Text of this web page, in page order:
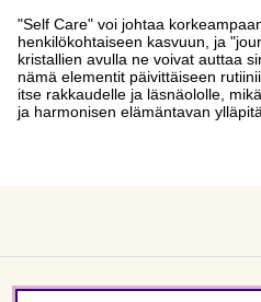
"Self Care" voi johtaa
henkilökohtaiseen kasvuun, ja
kristallien avulla ne voivat auttaa
nämä elementit päivittäiseen
itse rakkaudelle ja läsnäololle,
ja harmonisen elämäntavan